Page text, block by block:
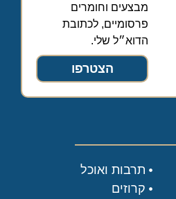
מבצעים וחומרים
פרסומיים, לכתובת
הדוא״ל שלי.
הצטרפו
תרבות ואוכל
קרוזים